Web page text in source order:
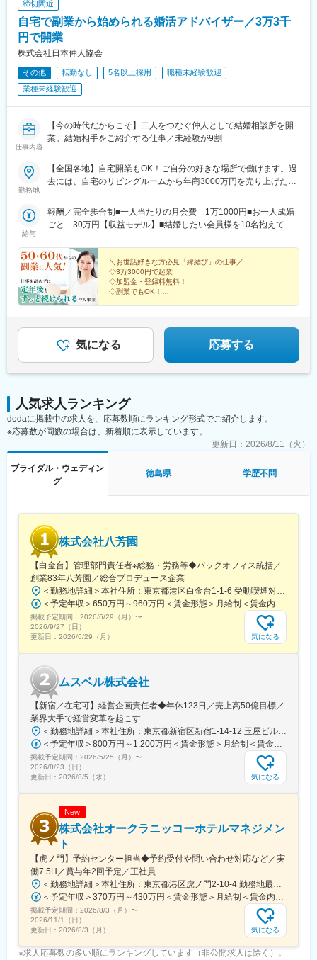
お客様のライフプランに合った互助会サービスをご提案いただき
ます。
＜営業スタイル＞
当社の葬儀会館や結婚式場、地域のスーパーマーケット等では、
訪問を中心にチラシの配布やダイレクトメールを送り周辺地域で
営業活動を行います。
す。
インセンティブは契約内容によって金額が異なります。また、四
半期に一度表彰制度があり、一定の成績を上げると結婚式場で食
事会がございます。
■組織構成：
籍しております。1チームは4~5人で活動しておりますので、すぐ
に馴染むことができる環境です。
■入社後について：
入社後の3か月間は研修を行いながら、先輩社員の営業に同行して
が、ゆくゆくはチームリーダーや支店長になっていただきたいと
考えております。
変更の範囲：会社の定める業務
締切間近
自宅で副業から始められる婚活アドバイザー／3万3千
円で開業
株式会社日本仲人協会
その他 転勤なし 5名以上採用
職種未経験歓迎
業種未経験歓迎
仕事内容
【今の時代だからこそ】二人をつなぐ仲人として結婚相談所を開
業。結婚相手をご紹介する仕事／未経験が9割
勤務地
【全国各地】自宅開業もOK！ご自分の好きな場所で働けます。過
去には、自宅のリビングルームから年商3000万円を売り上げた方
給与
報酬／完全歩合制■一人当たりの月会費 1万1000円■お一人成婚
ごと 30万円【収益モデル】■結婚したい会員様を10名抱えてい
方の収益実績もご紹介！＞◆兵庫県 40代・女性・2017年2月開
業・自己資金：0円・年間所得額：1056万円◆東京都 40代・女
性・2017年4月開業・自己資金：3万円・年間所得額：984万円◆
福島県 50代・男性・2014年6月開業・自己資金：5.0万円・年間
所得額768万円【契約時に必要な費用】■加盟金：0円■仲人登録
＼お世話好きな方必見「縁結び」の仕事／
◇3万3000円で起業
◇加盟金・登録料無料！
◇副業でもOK！
◇年商3000万円も可能！
◇場所・時間の制限なし
気になる 応募する
人気求人ランキング
dodaに掲載中の求人を、応募数順にランキング形式でご紹介します。
※応募数が同数の場合は、新着順に表示しています。
更新日： 2026/8/11（火）
ブライダル・ウェディン
グ
徳島県 学歴不問
株式会社八芳園
【白金台】管理部門責任者※総務・労務等◆バックオフィス統括／
創業83年八芳園／総合プロデュース企業
＜勤務地詳細＞本社住所：東京都港区白金台1-1-6 受動喫煙対策：屋内全面禁煙変更の範囲：会社の定める事業所
＜予定年収＞650万円～960万円＜賃金形態＞月給制＜賃金内訳＞月額（基本給）：500,000円～800,000円＜月給＞500,000円～800,000円＜昇給有無＞有＜残業手当＞有＜給与補足＞■昇給年1回（10月）■賞与年1回（10月）※業績による賃金はあくまでも目安の金額であり、選考を通じて上下する可能性があります。月給(月額)は固定手当を含めた表記です。
掲載予定期間： 2026/6/29（月） 〜
2026/9/27（日）
更新日： 2026/6/29（月） 気になる
ムスベル株式会社
【新宿／在宅可】経営企画責任者◆年休123日／売上高50億目標／
業界大手で経営変革を起こす
＜勤務地詳細＞本社住所：東京都新宿区新宿1-14-12 玉屋ビル1F受動喫煙対策：屋内全面禁煙変更の範囲：無
＜予定年収＞800万円～1,200万円＜賃金形態＞月給制＜賃金内訳＞月額（基本給）：600,000円～920,000円＜月給＞600,000円～920,000円＜昇給有無＞有＜残業手当＞無賃金はあくまでも目安の金額であり、選考を通じて上下する可能性があります。月給(月額)は固定手当を含めた表記です。
掲載予定期間： 2026/5/25（月） 〜
2026/8/23（日）
更新日： 2026/8/5（水） 気になる
New
株式会社オークラニッコーホテルマネジメン
ト
【虎ノ門】予約センター担当◆予約受付や問い合わせ対応など／実
働7.5H／賞与年2回予定／正社員
＜勤務地詳細＞本社住所：東京都港区虎ノ門2-10-4 勤務地最寄駅：東京メトロ日比谷線／虎ノ門ヒルズ駅受動喫煙対策：屋内喫煙可能場所あり変更の範囲：会社の定める事業所
＜予定年収＞370万円～430万円＜賃金形態＞月給制＜賃金内訳＞月額（基本給）：220,000円～260,000円その他固定手当/月：15,250円＜月給＞235,250円～275,250円＜昇給有無＞有＜残業手当＞有＜給与補足＞※給与は前職実績を十分考慮の上で決定します。※固定手当：食事手当6,750円、住宅手当8,500円（※住宅形態に関わらず支給）■昇給（年1回）■賞与（年2回予定）賃金はあくまでも目安の金額であり、選考を通じて上下する可能性があります。月給(月額)は固定手当を含めた表記です。
掲載予定期間： 2026/8/3（月） 〜
2026/11/1（日）
更新日： 2026/8/3（月） 気になる
※求人応募数の多い順にランキングしています（非公開求人は除く）。